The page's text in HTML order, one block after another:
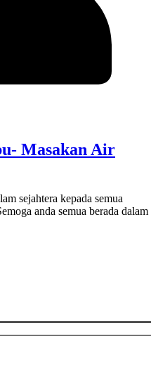
Masakan Air
sejahtera kepada semua
anda semua berada dalam